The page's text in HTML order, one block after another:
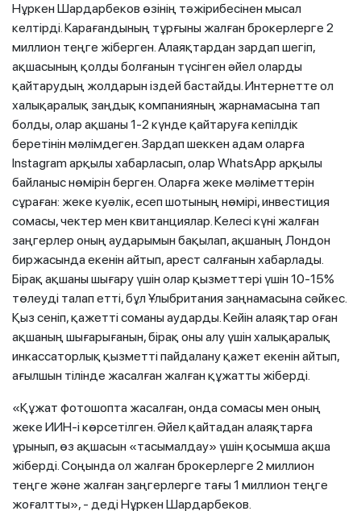
Нұркен Шардарбеков өзінің тәжірибесінен мысал
келтірді. Карағандының тұрғыны жалған брокерлерге 2
миллион теңге жіберген. Алаяқтардан зардап шегіп,
ақшасының қолды болғанын түсінген әйел оларды
қайтарудың жолдарын іздей бастайды. Интернетте ол
халықаралық заңдық компанияның жарнамасына тап
болды, олар ақшаны 1-2 күнде қайтаруға кепілдік
беретінін мәлімдеген. Зардап шеккен адам оларға
Instagram арқылы хабарласып, олар WhatsApp арқылы
байланыс нөмірін берген. Оларға жеке мәліметтерін
сұраған: жеке куәлік, есеп шотының нөмірі, инвестиция
сомасы, чектер мен квитанциялар. Келесі күні жалған
заңгерлер оның аударымын бақылап, ақшаның Лондон
биржасында екенін айтып, арест салғанын хабарлады.
Бірақ ақшаны шығару үшін олар қызметтері үшін 10-15%
төлеуді талап етті, бұл Ұлыбритания заңнамасына сәйкес.
Қыз сеніп, қажетті соманы аударды. Кейін алаяқтар оған
ақшаның шығарығанын, бірақ оны алу үшін халықаралық
инкассаторлық қызметті пайдалану қажет екенін айтып,
ағылшын тілінде жасалған жалған құжатты жіберді.
«Құжат фотошопта жасалған, онда сомасы мен оның
жеке ИИН-і көрсетілген. Әйел қайтадан алаяқтарға
ұрынып, өз ақшасын «тасымалдау» үшін қосымша ақша
жіберді. Соңында ол жалған брокерлерге 2 миллион
теңге және жалған заңгерлерге тағы 1 миллион теңге
жоғалтты», - деді Нұркен Шардарбеков.